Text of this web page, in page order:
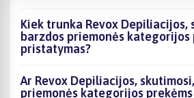
Kiek trunka Revox Depiliacijos,
barzdos priemonės kategorijos
pristatymas?
Ar Revox Depiliacijos,
priemonės kategorijos